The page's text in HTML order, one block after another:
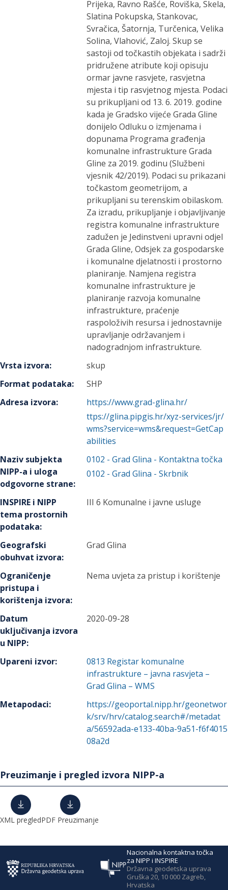
Prijeka, Ravno Rašće, Roviška, Skela,
Slatina Pokupska, Stankovac,
Svračica, Šatornja, Turčenica, Velika
Solina, Vlahović, Zaloj. Skup se
sastoji od točkastih objekata i sadrži
pridružene atribute koji opisuju
ormar javne rasvjete, rasvjetna
mjesta i tip rasvjetnog mjesta. Podaci
su prikupljani od 13. 6. 2019. godine
kada je Gradsko vijeće Grada Gline
donijelo Odluku o izmjenama i
dopunama Programa građenja
komunalne infrastrukture Grada
Gline za 2019. godinu (Službeni
vjesnik 42/2019). Podaci su prikazani
točkastom geometrijom, a
prikupljani su terenskim obilaskom.
Za izradu, prikupljanje i objavljivanje
registra komunalne infrastrukture
zadužen je Jedinstveni upravni odjel
Grada Gline, Odsjek za gospodarske
i komunalne djelatnosti i prostorno
planiranje. Namjena registra
komunalne infrastrukture je
planiranje razvoja komunalne
infrastrukture, praćenje
raspoloživih resursa i jednostavnije
upravljanje održavanjem i
nadogradnjom infrastrukture.
Vrsta izvora:
skup
Format podataka:
SHP
Adresa izvora:
https://www.grad-glina.hr/
ttps://glina.pipgis.hr/xyz-services/jr/
wms?service=wms&request=GetCap
abilities
Naziv subjekta
NIPP-a i uloga
odgovorne strane:
0102 -Grad Glina - Kontaktna točka
0102 -Grad Glina - Skrbnik
INSPIRE i NIPP
tema prostornih
podataka:
III 6 Komunalne i javne usluge
Geografski
obuhvat izvora:
Grad Glina
Ograničenje
pristupa i
korištenja izvora:
Nema uvjeta za pristup i korištenje
Datum
uključivanja izvora
u NIPP:
2020-09-28
Upareni izvor: 0813 Registar komunalne
infrastrukture – javna rasvjeta –
Grad Glina – WMS
Metapodaci:
https://geoportal.nipp.hr/geonetwor
k/srv/hrv/catalog.search#/metadat
a/56592ada-e133-40ba-9a51-f6f4015
08a2d
Preuzimanje i pregled izvora NIPP-a
XML pregledPDF Preuzimanje
Nacionalna kontaktna točka
za NIPP i INSPIRE
Državna geodetska uprava
Gruška 20, 10 000 Zagreb,
Hrvatska